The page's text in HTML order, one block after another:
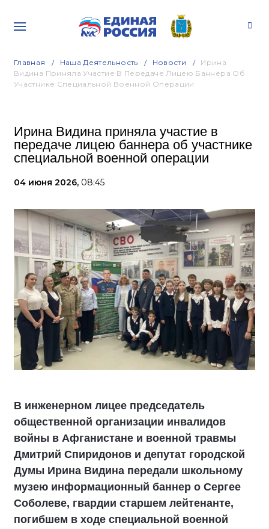
Главная Наша Деятельность Новости
Ирина
Видина Приняла Участие В Передаче Лицею Баннера Об
Участнике Специальной Военной Операции
Ирина Видина приняла участие в
передаче лицею баннера об участнике
специальной военной операции
04 июня 2026, 08:45
В инженерном лицее председатель
общественной организации инвалидов
войны в Афганистане и военной травмы
Дмитрий Спиридонов и депутат городской
Думы Ирина Видина передали школьному
музею информационный баннер о Сергее
Соболеве, гвардии старшем лейтенанте,
погибшем в ходе специальной военной